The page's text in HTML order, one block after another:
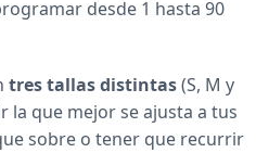
desde 1 hasta 90
tres tallas distintas(S, M y
la que mejor se ajusta a tus
sobre o tener que recurrir